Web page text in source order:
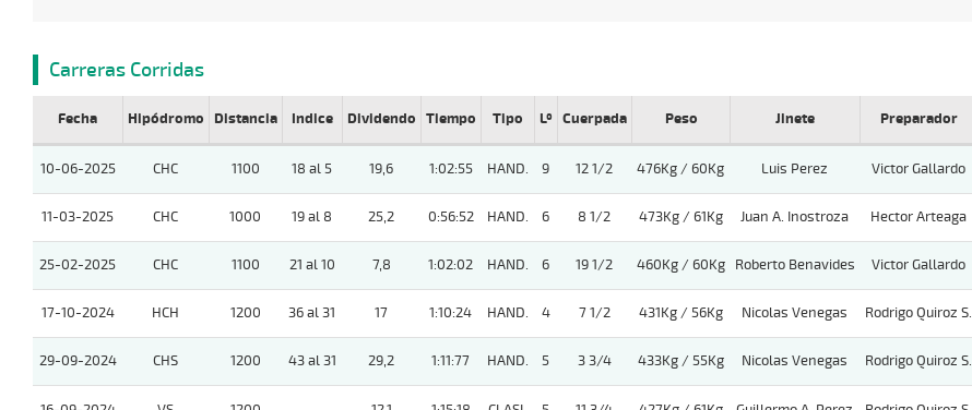
Carreras Corridas
Fecha Hipódromo Distancia Indice Dividendo Tiempo Tipo Lº Cuerpada Peso Jinete Preparador
10-06-2025 CHC 1100 18 al 5 19,6 1:02:55 HAND. 9 12 1/2 476Kg / 60Kg Luis Perez Victor Gallardo
11-03-2025 CHC 1000 19 al 8 25,2 0:56:52 HAND. 6 8 1/2 473Kg / 61Kg Juan A. Inostroza Hector Arteaga
25-02-2025 CHC 1100 21 al 10 7,8 1:02:02 HAND. 6 19 1/2 460Kg / 60Kg Roberto Benavides Victor Gallardo
17-10-2024 HCH 1200 36 al 31 17 1:10:24 HAND. 4 7 1/2 431Kg / 56Kg Nicolas Venegas Rodrigo Quiroz S.
29-09-2024 CHS 1200 43 al 31 29,2 1:11:77 HAND. 5 3 3/4 433Kg / 55Kg Nicolas Venegas Rodrigo Quiroz S.